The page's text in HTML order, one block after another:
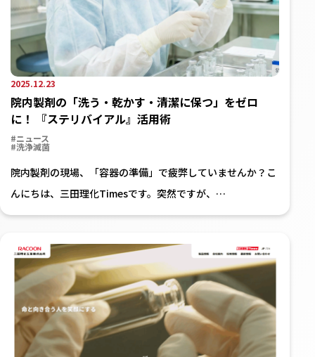
2025.12.23
院内製剤の「洗う・乾かす・清潔に保つ」をゼロ
に！ 『ステリバイアル』活用術
#ニュース
#洗浄滅菌
院内製剤の現場、「容器の準備」で疲弊していませんか？こ
んにちは、三田理化Timesです。突然ですが、…